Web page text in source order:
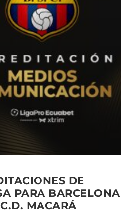
DE
PARA BARCELONA
MACARÁ